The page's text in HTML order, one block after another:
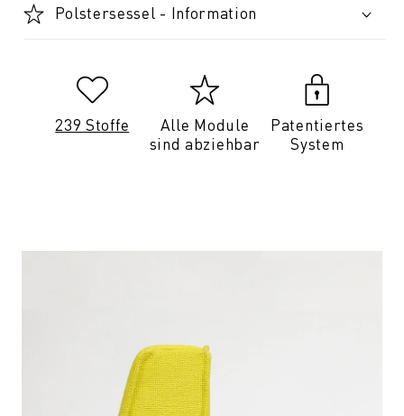
Polstersessel - Information
239 Stoffe
Alle Module
sind abziehbar
Patentiertes
System